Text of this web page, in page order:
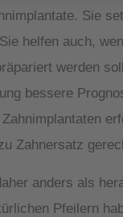
Sie
helfen auch,
werden
bessere
Zahnersatz
anders als
Pfeilern